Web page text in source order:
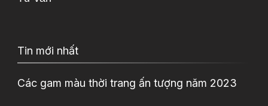
Tin mới nhất
Các gam màu thời trang ấn tượng năm 2023